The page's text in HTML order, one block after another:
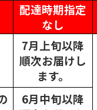
配達時期指定
なし
7月上旬以降
順次お届けし
ます。
6月中旬以降